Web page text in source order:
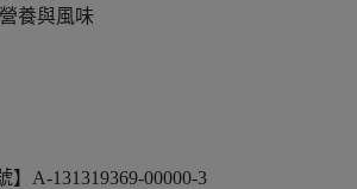
養與風味
】A-131319369-00000-3